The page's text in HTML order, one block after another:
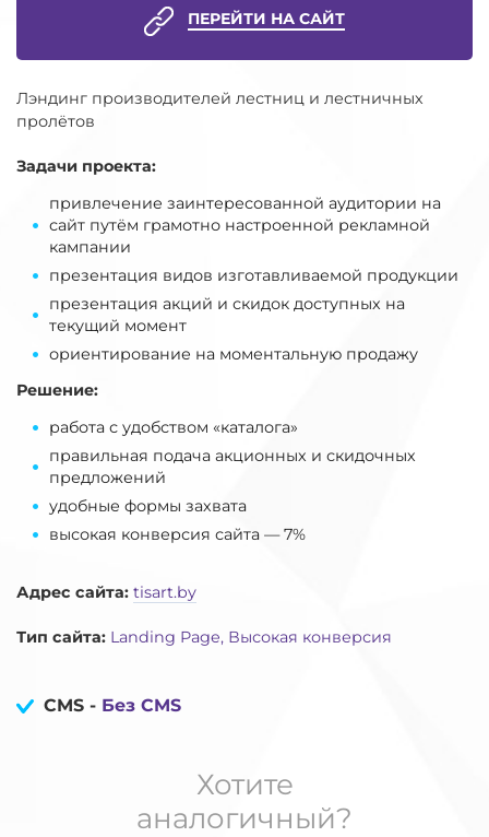
ПЕРЕЙТИ НА САЙТ
Лэндинг производителей лестниц и лестничных
пролётов
Задачи проекта:
привлечение заинтересованной аудитории на
сайт путём грамотно настроенной рекламной
кампании
презентация видов изготавливаемой продукции
презентация акций и скидок доступных на
текущий момент
ориентирование на моментальную продажу
Решение:
работа с удобством «каталога»
правильная подача акционных и скидочных
предложений
удобные формы захвата
высокая конверсия сайта — 7%
Адрес сайта: tisart.by
Тип сайта: Landing Page, Высокая конверсия
CMS - Без CMS
Хотите
аналогичный?